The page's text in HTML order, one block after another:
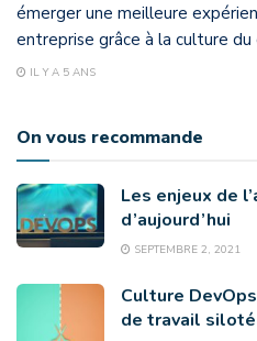
émerger une meilleure
entreprise grâce à la culture du
IL Y A 5 ANS
On vous recommande
Les enjeux de
d’aujourd’hui
SEPTEMBRE 2, 2021
Culture
de travail